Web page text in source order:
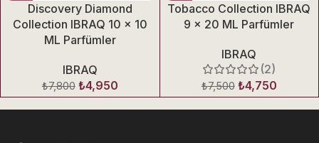
Discovery Diamond
Collection IBRAQ 10 × 10
ML Parfümler
IBRAQ
₺7,800 ₺4,950
Tobacco Collection IBRAQ
9 × 20 ML Parfümler
IBRAQ
(2)
₺7,500 ₺4,750